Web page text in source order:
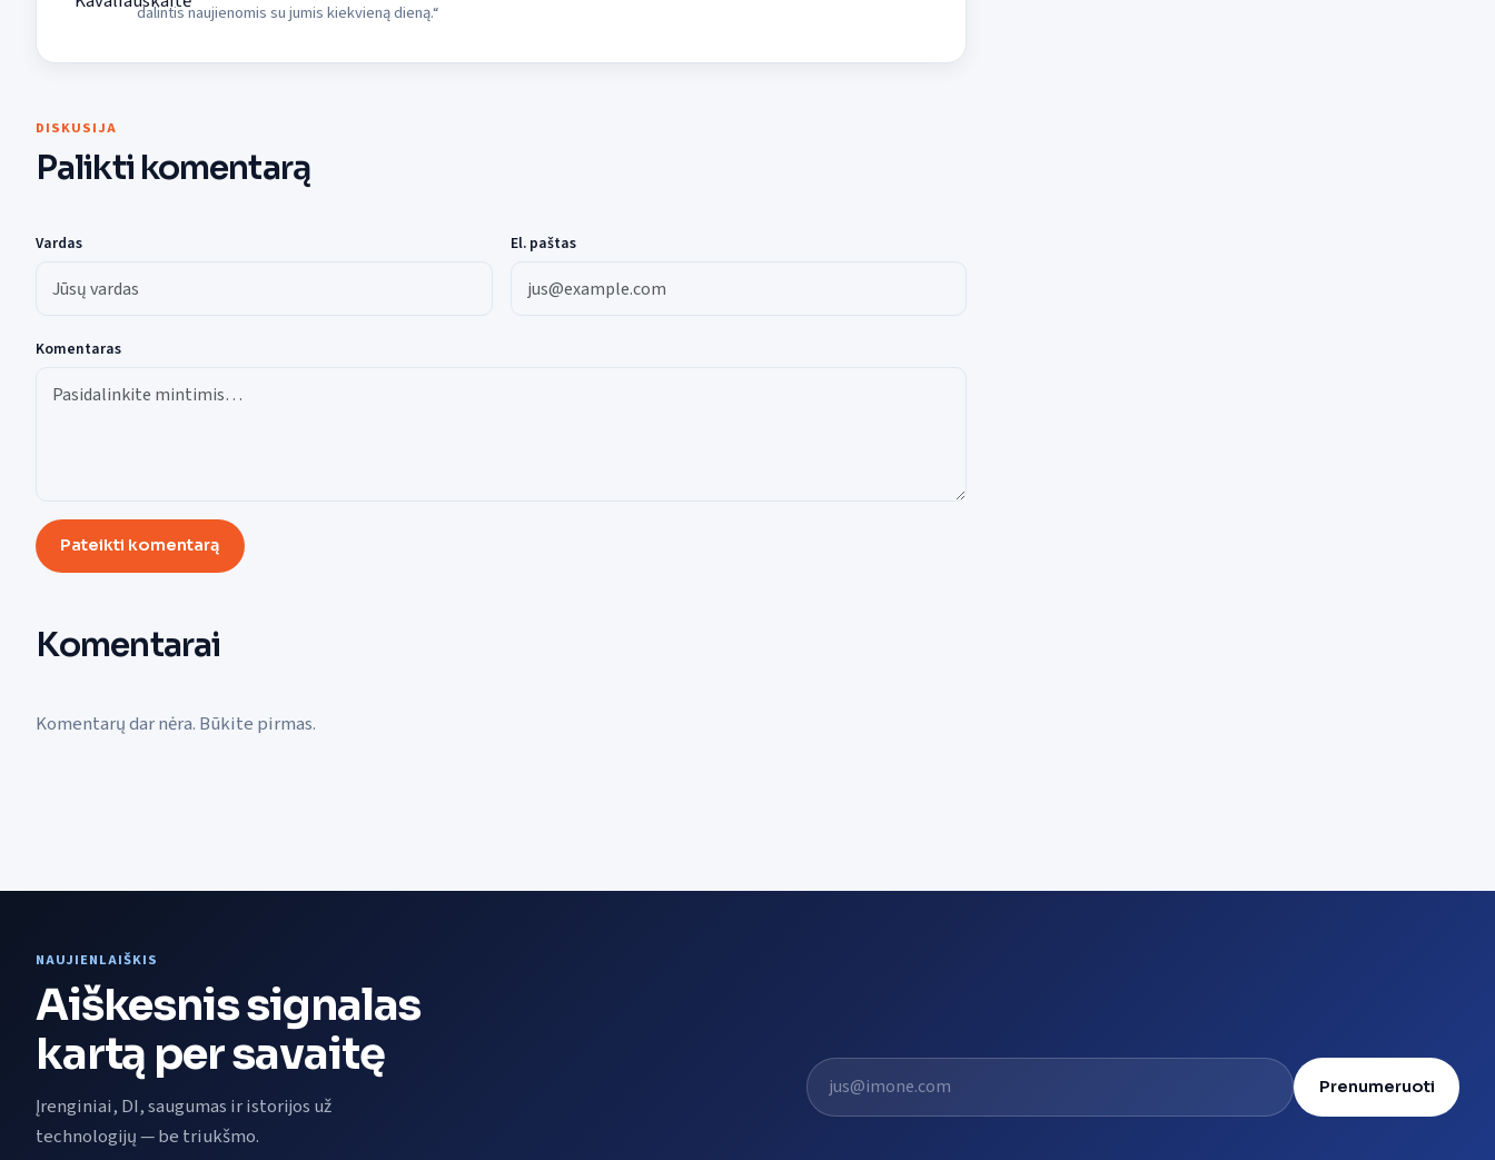
dalintis naujienomis su jumis kiekvieną dieną.“
DISKUSIJA
Palikti komentarą
Vardas El. paštas
Komentaras
Pateikti komentarą
Komentarai
Komentarų dar nėra. Būkite pirmas.
NAUJIENLAIŠKIS
Aiškesnis signalas
kartą per savaitę
Įrenginiai, DI, saugumas ir istorijos už
technologijų — be triukšmo.
El. pašto adresas
Prenumeruoti